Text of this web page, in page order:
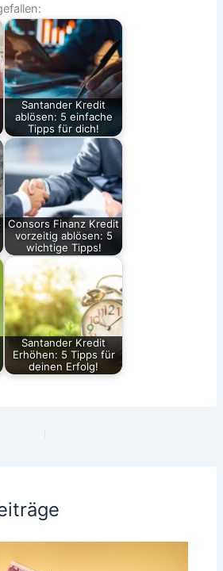
Santander Kredit
ablösen: 5 einfache
Tipps für dich!
Consors Finanz Kredit
vorzeitig ablösen: 5
wichtige Tipps!
Santander Kredit
Erhöhen: 5 Tipps für
deinen Erfolg!